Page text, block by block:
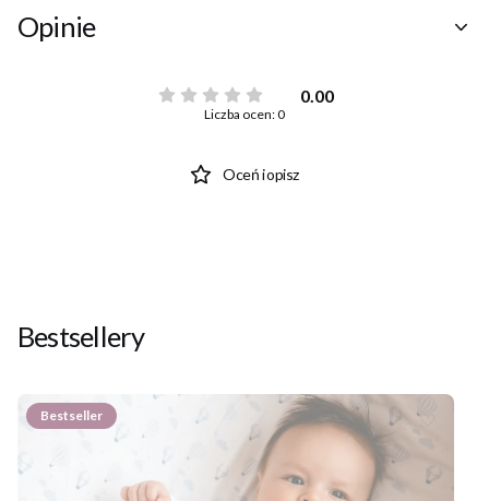
Opinie
0.00
Liczba ocen: 0
Oceń i opisz
Bestsellery
Bestseller